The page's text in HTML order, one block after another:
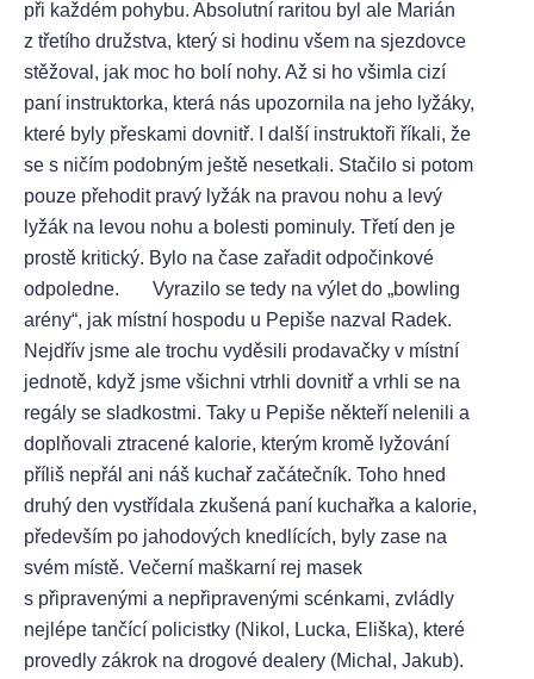
při každém pohybu. Absolutní raritou byl ale Marián
z třetího družstva, který si hodinu všem na sjezdovce
stěžoval, jak moc ho bolí nohy. Až si ho všimla cizí
paní instruktorka, která nás upozornila na jeho lyžáky,
které byly přeskami dovnitř. I další instruktoři říkali, že
se s ničím podobným ještě nesetkali. Stačilo si potom
pouze přehodit pravý lyžák na pravou nohu a levý
lyžák na levou nohu a bolesti pominuly. Třetí den je
prostě kritický. Bylo na čase zařadit odpočinkové
odpoledne. Vyrazilo se tedy na výlet do „bowling
arény“, jak místní hospodu u Pepiše nazval Radek.
Nejdřív jsme ale trochu vyděsili prodavačky v místní
jednotě, když jsme všichni vtrhli dovnitř a vrhli se na
regály se sladkostmi. Taky u Pepiše někteří nelenili a
doplňovali ztracené kalorie, kterým kromě lyžování
příliš nepřál ani náš kuchař začátečník. Toho hned
druhý den vystřídala zkušená paní kuchařka a kalorie,
především po jahodových knedlících, byly zase na
svém místě. Večerní maškarní rej masek
s připravenými a nepřipravenými scénkami, zvládly
nejlépe tančící policistky (Nikol, Lucka, Eliška), které
provedly zákrok na drogové dealery (Michal, Jakub).